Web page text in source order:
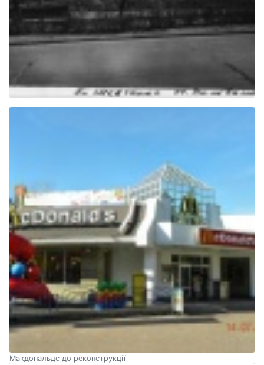
Макдональдс до реконструкції